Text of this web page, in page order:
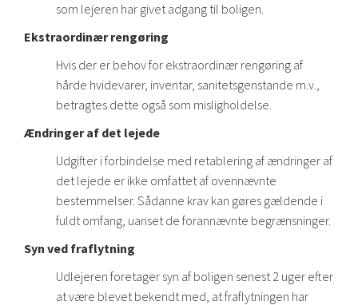
som lejeren har givet adgang til boligen.
Ekstraordinær rengøring
Hvis der er behov for ekstraordinær rengøring af
hårde hvidevarer, inventar, sanitetsgenstande m.v.,
betragtes dette også som misligholdelse.
Ændringer af det lejede
Udgifter i forbindelse med retablering af ændringer af
det lejede er ikke omfattet af ovennævnte
bestemmelser. Sådanne krav kan gøres gældende i
fuldt omfang, uanset de forannævnte begrænsninger.
Syn ved fraflytning
Udlejeren foretager syn af boligen senest 2 uger efter
at være blevet bekendt med, at fraflytningen har